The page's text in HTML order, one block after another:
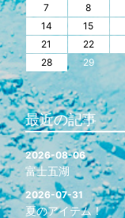
7
8
14
15
21
22
28
29
最近の記事
2026-08-06
富士五湖
2026-07-31
夏のアイテム！